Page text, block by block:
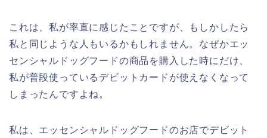
これは、私が率直に感じたことですが、もしかしたら
私と同じような人もいるかもしれません。なぜかエッ
センシャルドッグフードの商品を購入した時にだけ、
私が普段使っているデビットカードが使えなくなって
しまったんですよね。
私は、エッセンシャルドッグフードのお店でデビット